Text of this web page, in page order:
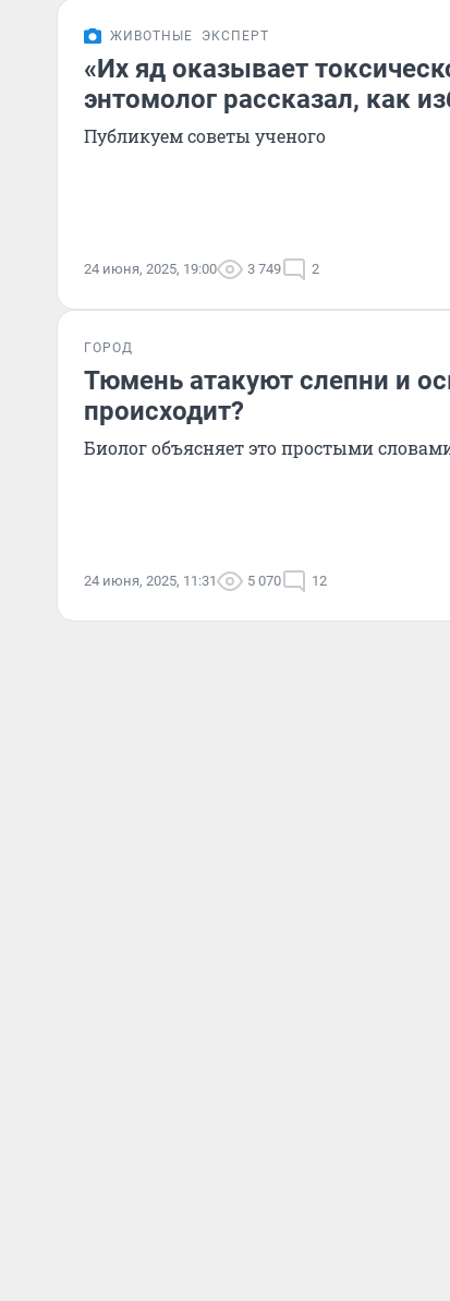
ЖИВОТНЫЕ ЭКСПЕРТ
«Их яд оказывает
энтомолог рассказал, как
Публикуем советы ученого
24 июня, 2025, 19:00 3 749 2
ГОРОД
Тюмень атакуют слепни и
происходит?
Биолог объясняет это простыми
24 июня, 2025, 11:31 5 070 12